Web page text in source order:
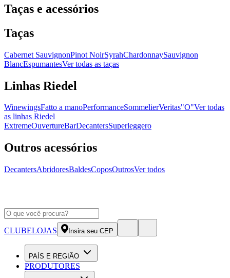
Taças e acessórios
Taças
Cabernet SauvignonPinot NoirSyrahChardonnaySauvignon
BlancEspumantesVer todas as taças
Linhas Riedel
WinewingsFatto a manoPerformanceSommelierVeritas"O"Ver todas
as linhas Riedel
ExtremeOuvertureBarDecantersSuperleggero
Outros acessórios
DecantersAbridoresBaldesCoposOutrosVer todos
CLUBELOJAS Insira seu CEP
PAÍS E REGIÃO
PRODUTORES